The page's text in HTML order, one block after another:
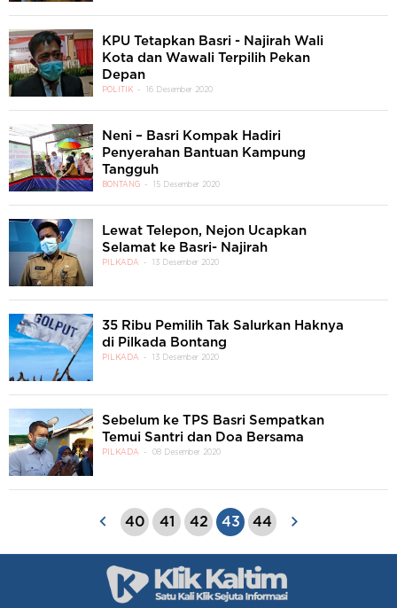
KPU Tetapkan Basri - Najirah Wali
Kota dan Wawali Terpilih Pekan
Depan
POLITIK 16 Desember 2020
Neni – Basri Kompak Hadiri
Penyerahan Bantuan Kampung
Tangguh
BONTANG 15 Desember 2020
Lewat Telepon, Nejon Ucapkan
Selamat ke Basri- Najirah
PILKADA 13 Desember 2020
35 Ribu Pemilih Tak Salurkan Haknya
di Pilkada Bontang
PILKADA 13 Desember 2020
Sebelum ke TPS Basri Sempatkan
Temui Santri dan Doa Bersama
PILKADA 08 Desember 2020
40 41 42 43 44